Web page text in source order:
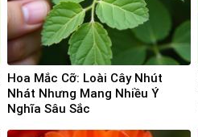
Hoa Mắc Cỡ: Loài Cây Nhút
Nhát Nhưng Mang Nhiều Ý
Nghĩa Sâu Sắc